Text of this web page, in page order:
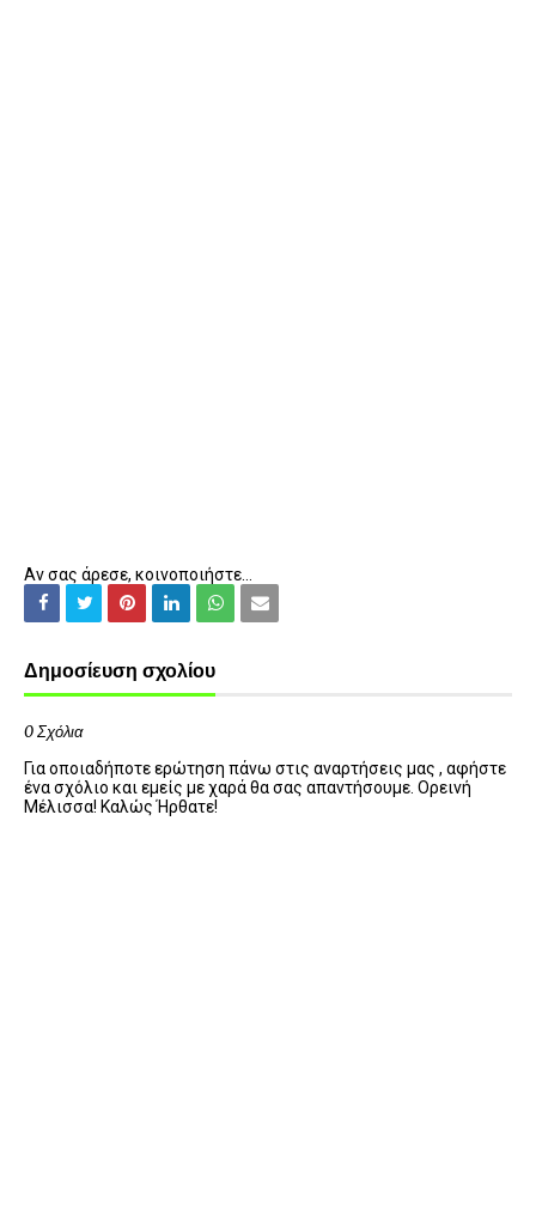
Αν σας άρεσε, κοινοποιήστε...
Δημοσίευση σχολίου
0 Σχόλια
Για οποιαδήποτε ερώτηση πάνω στις αναρτήσεις μας , αφήστε
ένα σχόλιο και εμείς με χαρά θα σας απαντήσουμε. Ορεινή
Μέλισσα! Καλώς Ήρθατε!